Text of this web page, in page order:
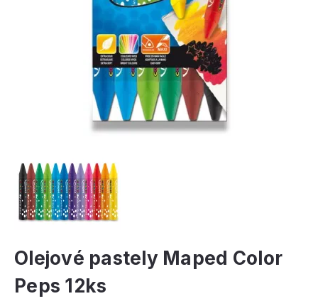
Olejové pastely Maped Color
Peps 12ks